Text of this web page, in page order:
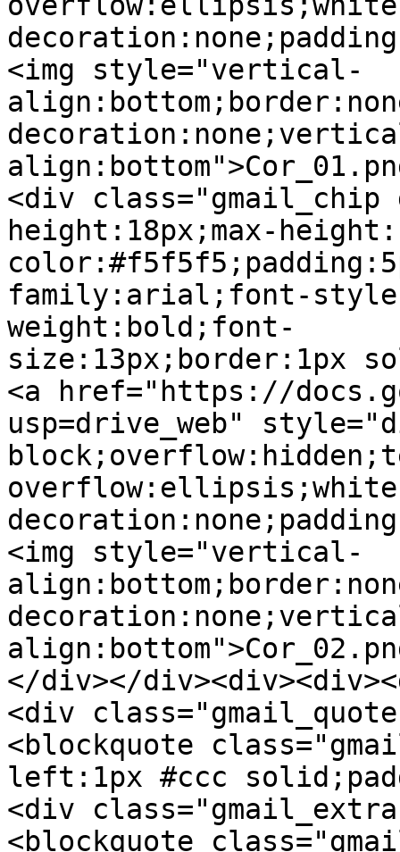
<img style="vertical-
<div
height:18px;max-
family:arial;font-
weight:bold;font-
size:13px;border:1px
<a href="https://
usp=drive_web"
<img style="vertical-
</div></
<div
<blockquote
left:1px #ccc
<div
<blockquote